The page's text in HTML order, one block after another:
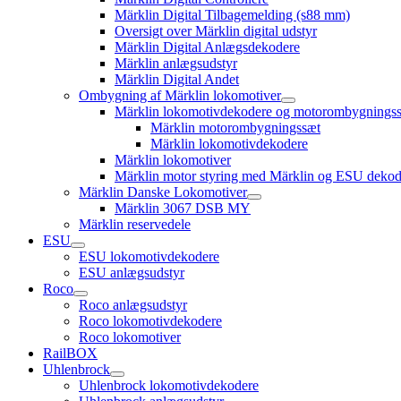
Märklin Digital Tilbagemelding (s88 mm)
Oversigt over Märklin digital udstyr
Märklin Digital Anlægsdekodere
Märklin anlægsudstyr
Märklin Digital Andet
Ombygning af Märklin lokomotiver
open
child
menu
Märklin lokomotivdekodere og
Märklin motorombygningssæt
Märklin lokomotivdekodere
Märklin lokomotiver
Märklin motor styring med Märklin og ESU
Märklin Danske Lokomotiver
open
Märklin 3067 DSB MY
Märklin reservedele
ESU
open
child
menu
ESU lokomotivdekodere
ESU anlægsudstyr
Roco
open
child
menu
Roco anlægsudstyr
Roco lokomotivdekodere
Roco lokomotiver
RailBOX
Uhlenbrock
open
child
Uhlenbrock lokomotivdekodere